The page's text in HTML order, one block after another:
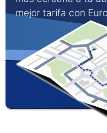
mejor tarifa con